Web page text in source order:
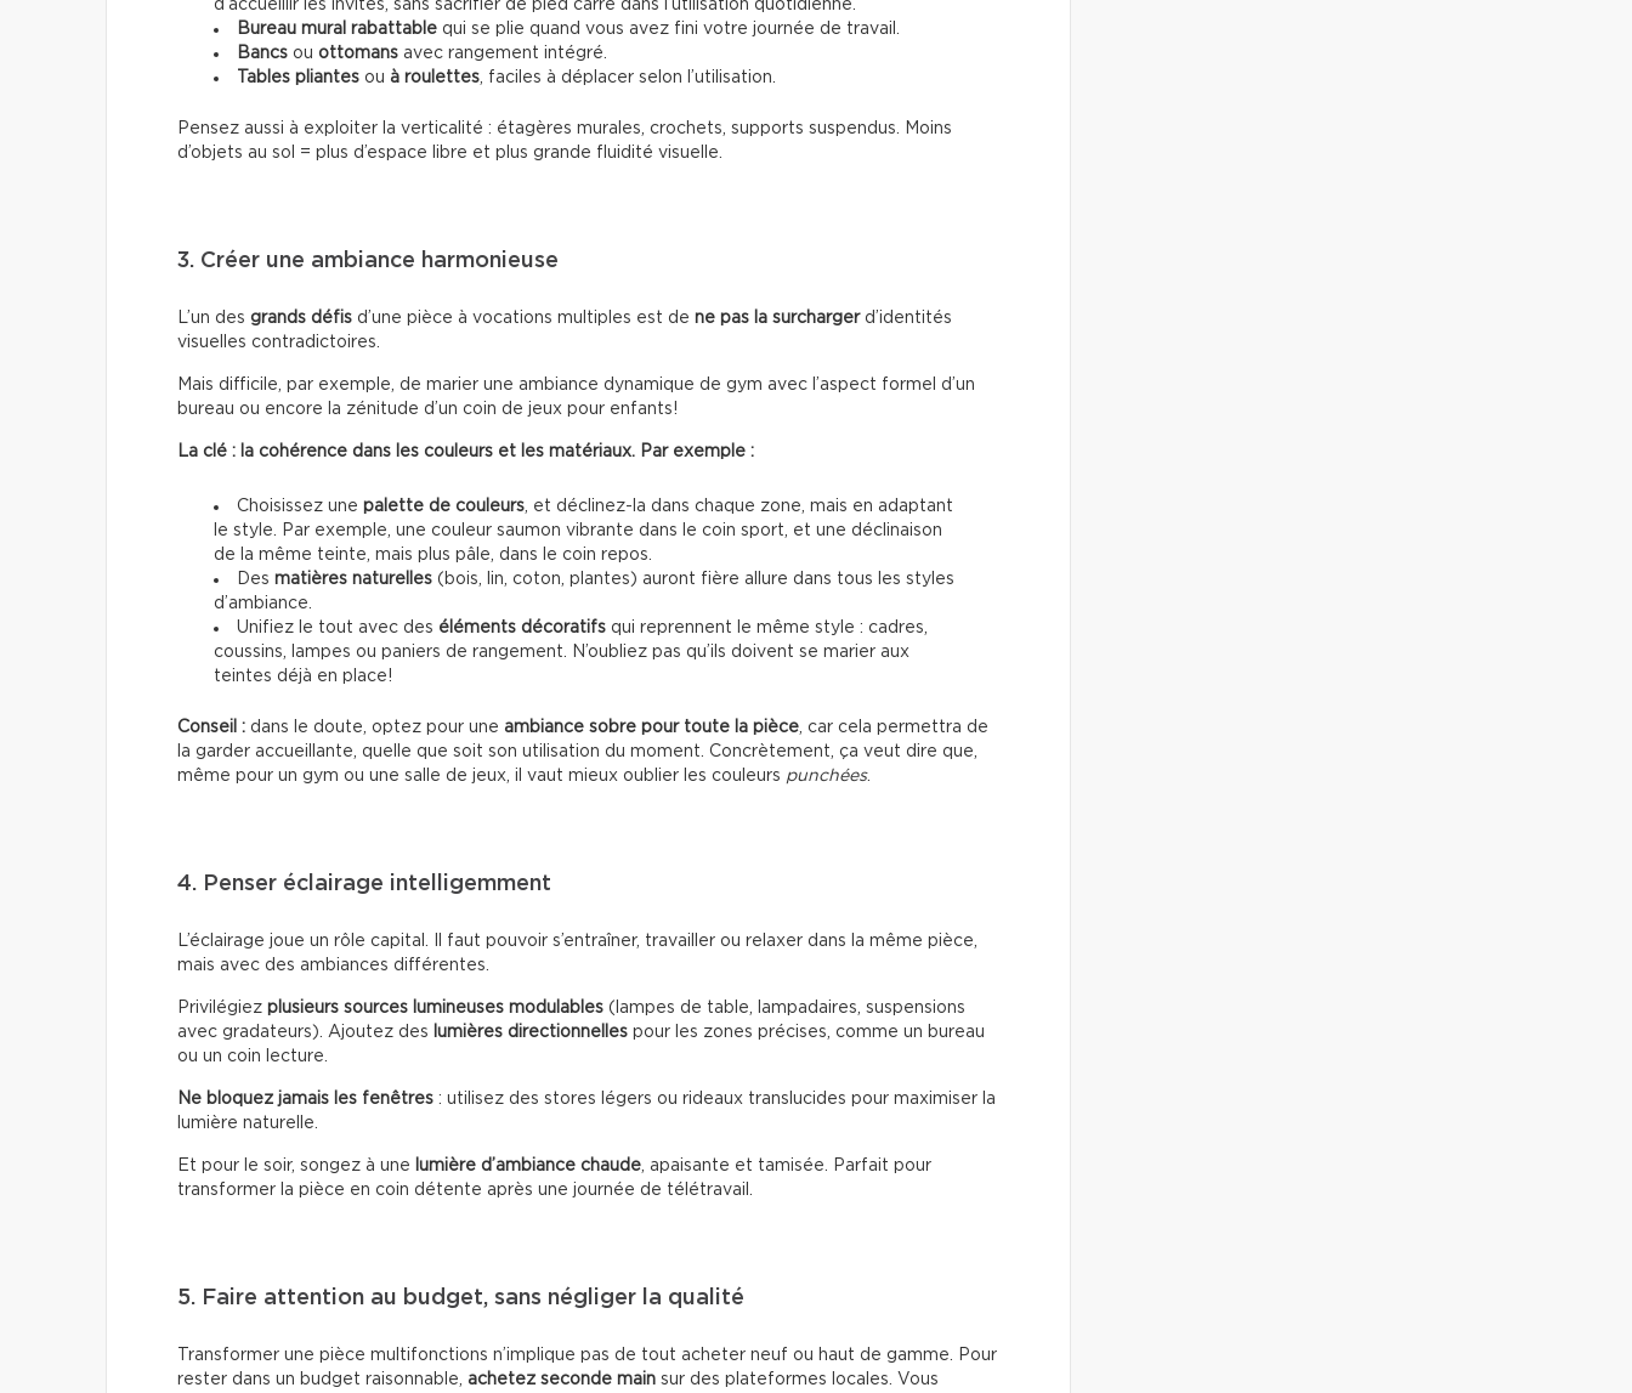
d’accueillir les invités, sans sacrifier de pied carré dans l’utilisation quotidienne.
Bureau mural rabattable qui se plie quand vous avez fini votre journée de travail.
Bancs ou ottomans avec rangement intégré.
Tables pliantes ou à roulettes , faciles à déplacer selon l’utilisation.
Pensez aussi à exploiter la verticalité : étagères murales, crochets, supports suspendus. Moins
d’objets au sol = plus d’espace libre et plus grande fluidité visuelle.
3. Créer une ambiance harmonieuse
L’un des grands défis d’une pièce à vocations multiples est de ne pas la surchargerd’identités
visuelles contradictoires.
Mais difficile, par exemple, de marier une ambiance dynamique de gym avec l’aspect formel d’un
bureau ou encore la zénitude d’un coin de jeux pour enfants!
La clé : la cohérence dans les couleurs et les matériaux. Par exemple :
Choisissez une palette de couleurs , et déclinez-la dans chaque zone, mais en adaptant
le style. Par exemple, une couleur saumon vibrante dans le coin sport, et une déclinaison
de la même teinte, mais plus pâle, dans le coin repos.
Des matières naturelles (bois, lin, coton, plantes) auront fière allure dans tous les styles
d’ambiance.
Unifiez le tout avec des éléments décoratifs qui reprennent le même style : cadres,
coussins, lampes ou paniers de rangement. N’oubliez pas qu’ils doivent se marier aux
teintes déjà en place!
Conseil : dans le doute, optez pour une ambiance sobre pour toute la pièce , car cela permettra de
la garder accueillante, quelle que soit son utilisation du moment. Concrètement, ça veut dire que,
même pour un gym ou une salle de jeux, il vaut mieux oublier les couleurs punchées.
4. Penser éclairage intelligemment
L’éclairage joue un rôle capital. Il faut pouvoir s’entraîner, travailler ou relaxer dans la même pièce,
mais avec des ambiances différentes.
Privilégiez plusieurs sources lumineuses modulables (lampes de table, lampadaires, suspensions
avec gradateurs). Ajoutez des lumières directionnelles pour les zones précises, comme un bureau
ou un coin lecture.
Ne bloquez jamais les fenêtres : utilisez des stores légers ou rideaux translucides pour maximiser la
lumière naturelle.
Et pour le soir, songez à une lumière d’ambiance chaude , apaisante et tamisée. Parfait pour
transformer la pièce en coin détente après une journée de télétravail.
5. Faire attention au budget, sans négliger la qualité
Transformer une pièce multifonctions n’implique pas de tout acheter neuf ou haut de gamme. Pour
rester dans un budget raisonnable, achetez seconde main sur des plateformes locales. Vous